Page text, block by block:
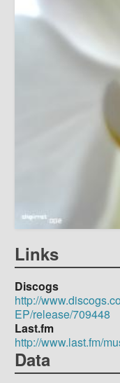
Links
Discogs
http://
EP/release/709448
Last.fm
http://www.last.fm/
Data